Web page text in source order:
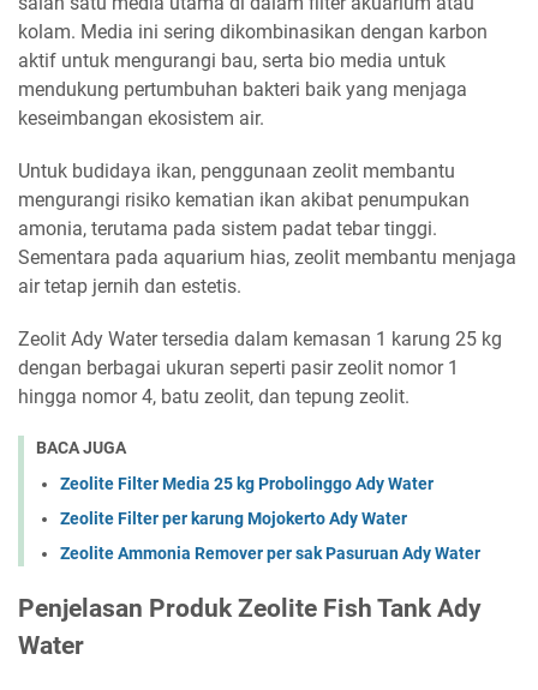
kolam. Media ini sering dikombinasikan dengan karbon
aktif untuk mengurangi bau, serta bio media untuk
mendukung pertumbuhan bakteri baik yang menjaga
keseimbangan ekosistem air.
Untuk budidaya ikan, penggunaan zeolit membantu
mengurangi risiko kematian ikan akibat penumpukan
amonia, terutama pada sistem padat tebar tinggi.
Sementara pada aquarium hias, zeolit membantu menjaga
air tetap jernih dan estetis.
Zeolit Ady Water tersedia dalam kemasan 1 karung 25 kg
dengan berbagai ukuran seperti pasir zeolit nomor 1
hingga nomor 4, batu zeolit, dan tepung zeolit.
BACA JUGA
Zeolite Filter Media 25 kg Probolinggo Ady Water
Zeolite Filter per karung Mojokerto Ady Water
Zeolite Ammonia Remover per sak Pasuruan Ady Water
Penjelasan Produk Zeolite Fish Tank Ady
Water